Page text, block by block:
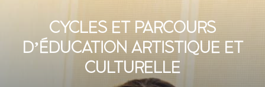
CYCLES ET PARCOURS
DʼÉDUCATION ARTISTIQUE ET
CULTURELLE